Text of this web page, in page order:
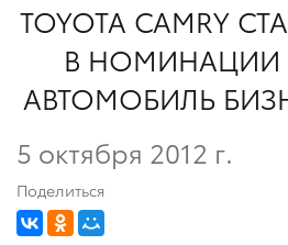
TOYOTA CAMRY
В НОМИНАЦИИ
АВТОМОБИЛЬ
5 октября 2012 г.
Поделиться